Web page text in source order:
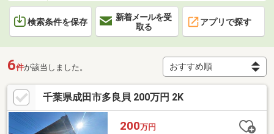
検索条件を保存
新着メールを受
取る
アプリで探す
6件が該当しました。
千葉県成田市多良貝 200万円 2K
200万円